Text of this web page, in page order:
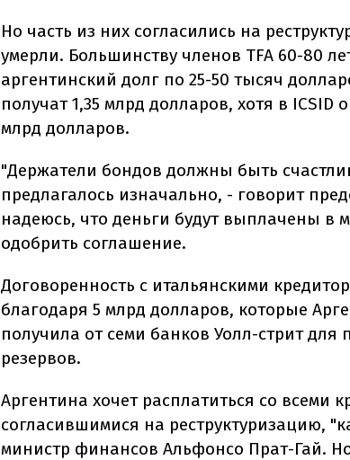
Но часть из них согласились на
умерли. Большинству членов TFA 60-80
аргентинский долг по 25-50 тысяч
получат 1,35 млрд долларов, хотя в ICSID
млрд долларов.
"Держатели бондов должны быть
предлагалось изначально, - говорит
надеюсь, что деньги будут выплачены в
одобрить соглашение.
Договоренность с итальянскими
благодаря 5 млрд долларов, которые
получила от семи банков Уолл-стрит
резервов.
Аргентина хочет расплатиться со всеми
согласившимися на реструктуризацию,
министр финансов Альфонсо Прат-Гай.